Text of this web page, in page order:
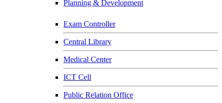
Planning & Development
Exam Controller
Central Library
Medical Center
ICT Cell
Public Relation Office